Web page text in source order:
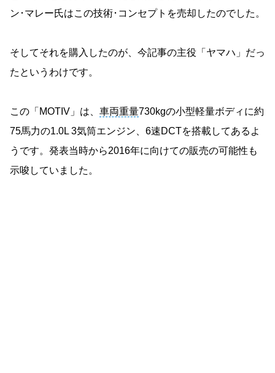
ン･マレー氏はこの技術･コンセプトを売却したのでした。
そしてそれを購入したのが、今記事の主役「ヤマハ」だっ
たというわけです。
この「MOTIV」は、 車両重量730kgの小型軽量ボディに約
75馬力の1.0L 3気筒エンジン、6速DCTを搭載してあるよ
うです。発表当時から2016年に向けての販売の可能性も
示唆していました。